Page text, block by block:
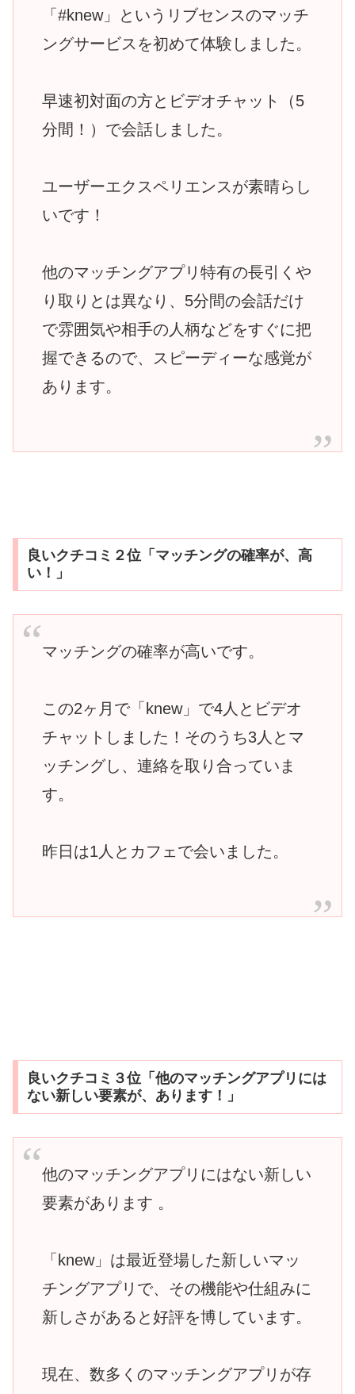
「#knew」というリブセンスのマッチ
ングサービスを初めて体験しました。
早速初対面の方とビデオチャット（5
分間！）で会話しました。
ユーザーエクスペリエンスが素晴らし
いです！
他のマッチングアプリ特有の長引くや
り取りとは異なり、5分間の会話だけ
で雰囲気や相手の人柄などをすぐに把
握できるので、スピーディーな感覚が
あります。
良いクチコミ２位「マッチングの確率が、高
い！」
マッチングの確率が高いです。
この2ヶ月で「knew」で4人とビデオ
チャットしました！そのうち3人とマ
ッチングし、連絡を取り合っていま
す。
昨日は1人とカフェで会いました。
良いクチコミ３位「他のマッチングアプリには
ない新しい要素が、あります！」
他のマッチングアプリにはない新しい
要素があります 。
「knew」は最近登場した新しいマッ
チングアプリで、その機能や仕組みに
新しさがあると好評を博しています。
現在、数多くのマッチングアプリが存